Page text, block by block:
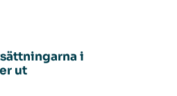
i
ut